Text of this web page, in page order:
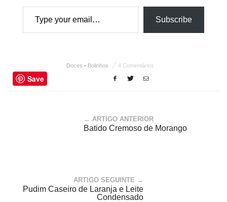
Type your email…
Subscribe
Doces • Bolinhos 4 Comentários
Save
← ARTIGO ANTERIOR
Batido Cremoso de Morango
ARTIGO SEGUINTE →
Pudim Caseiro de Laranja e Leite
Condensado